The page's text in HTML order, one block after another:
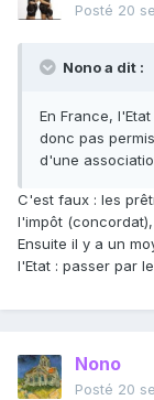
Posté 20
Nono a dit :
En France, l'Etat
donc pas
d'une
C'est faux : les
l'impôt
Ensuite il y a un
l'Etat : passer par
Nono
Posté 20